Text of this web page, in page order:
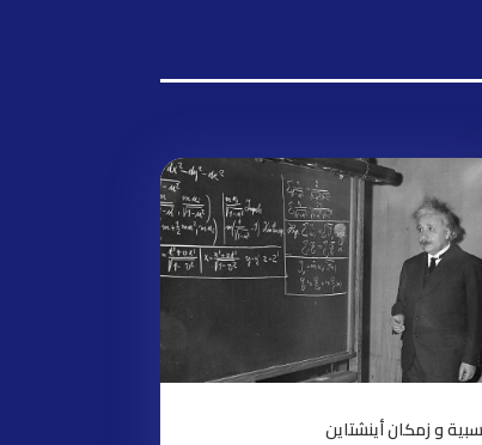
و زمكان أينشتاين